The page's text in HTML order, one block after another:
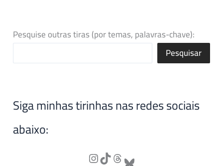
Pesquise outras tiras (por temas, palavras-chave):
Pesquisar
Siga minhas tirinhas nas redes sociais
abaixo: